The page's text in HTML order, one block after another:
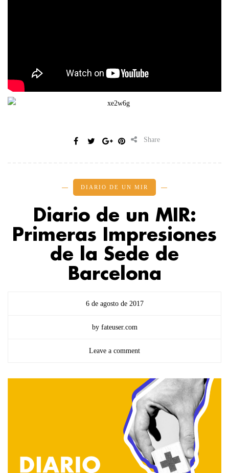
Share
DIARIO DE UN MIR
Diario de un MIR:
Primeras Impresiones
de la Sede de
Barcelona
6 de agosto de 2017
by fateuser.com
Leave a comment